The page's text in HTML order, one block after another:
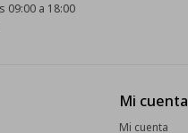
09:00 a 18:00
Mi cuenta
Mi cuenta